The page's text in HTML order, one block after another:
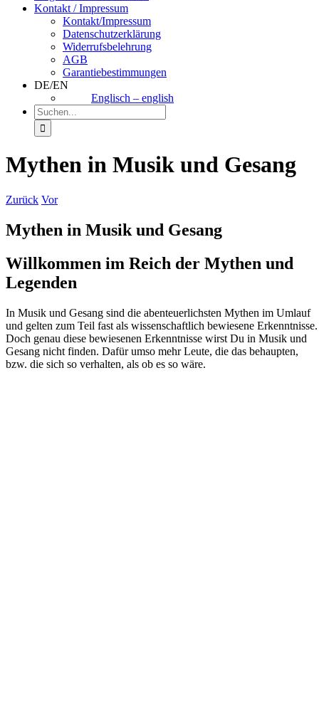
Kontakt / Impressum
Kontakt/Impressum
Datenschutzerklärung
Widerrufsbelehrung
AGB
Garantiebestimmungen
DE/EN
Englisch – english
Suche
nach:
Mythen in Musik und Gesang
Zurück Vor
Mythen in Musik und Gesang
Willkommen im Reich der Mythen und
Legenden
In Musik und Gesang sind die abenteuerlichsten Mythen im Umlauf
und gelten zum Teil fast als wissenschaftlich bewiesene Erkenntnisse.
Doch genau diese bewiesenen Erkenntnisse wirst Du in Musik und
Gesang nicht finden. Dafür umso mehr Leute, die das behaupten,
bzw. die sich so verhalten, als ob es so wäre.